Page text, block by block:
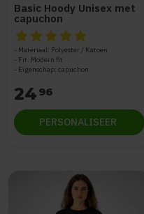
Basic Hoody Unisex met
capuchon
De beoordeling van dit
Materiaal: Polyester / Katoen
Fit: Modern fit
Eigenschap: capuchon
24 96
PERSONALISEER